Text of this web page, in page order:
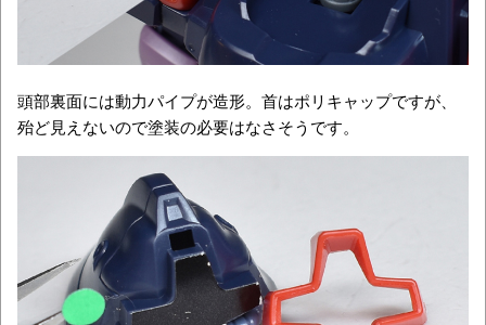
頭部裏面には動力パイプが造形。首はポリキャップですが、
殆ど見えないので塗装の必要はなさそうです。